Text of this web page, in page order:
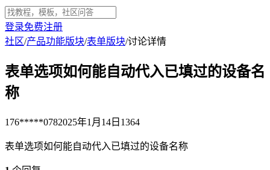
登录免费注册
社区/产品功能版块/表单版块/讨论详情
表单选项如何能自动代入已填过的设备名
称
176*****0782025年1月14日 1364
表单选项如何能自动代入已填过的设备名称